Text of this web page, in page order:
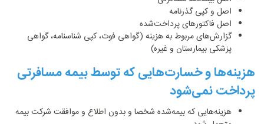
اصل و کپی گذرنامه
اصل فاکتورهای پرداخت‌شده
گزارش‌های مربوط به هزینه (گواهی فوت، کپی شناسنامه، گواهی
پزشکی بیمارستان و غیره)
هزینه‌ها و خسارت‌هایی که توسط بیمه مسافرتی
پرداخت نمی‌شود
هزینه‌هایی که بیمه‌شده شخصا و بدون اطلاع و موافقت شرکت بیمه